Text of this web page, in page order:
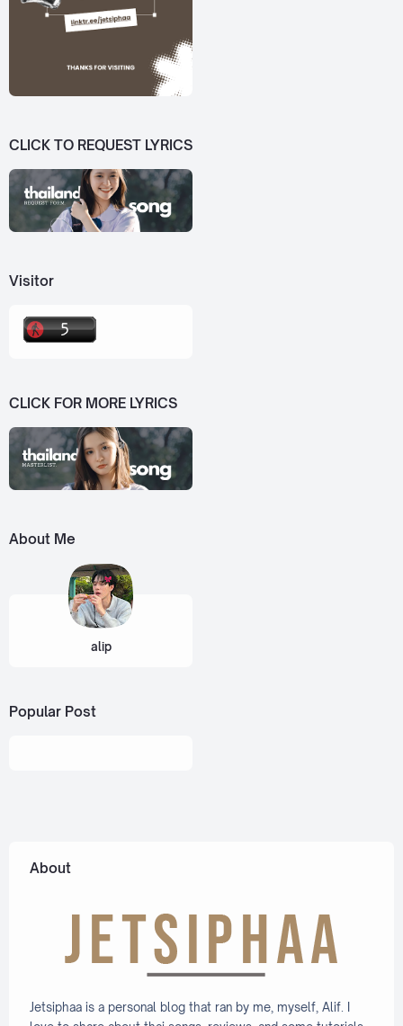
CLICK TO REQUEST LYRICS
Visitor
CLICK FOR MORE LYRICS
About Me
alip
Popular Post
About
Jetsiphaa is a personal blog that ran by me, myself, Alif. I